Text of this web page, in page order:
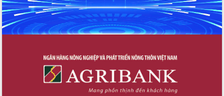
trưởng đạt 5,86% trong năm 2026
UBND tỉnh Đắk Lắk triển khai công tác
quốc phòng, quân sự địa phương năm
Đắk Lắk tập trung toàn lực khắc phục
tồn tại IUU, sẵn sàng làm việc với
Đoàn thanh tra EC
Chủ tịch UBND tỉnh Tạ Anh Tuấn thăm,